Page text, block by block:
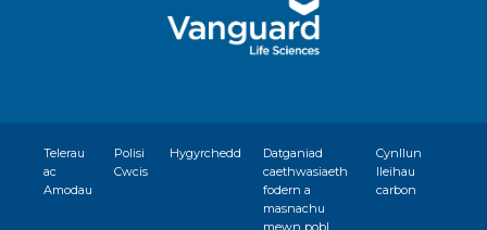
Telerau
ac
Amodau
Polisi
Cwcis
Hygyrchedd
Datganiad
caethwasiaeth
fodern a
masnachu
mewn pobl
Cynllun
lleihau
carbon